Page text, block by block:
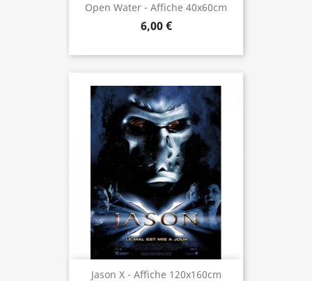
Open Water - Affiche 40x60cm
6,00 €
Jason X - Affiche 120x160cm